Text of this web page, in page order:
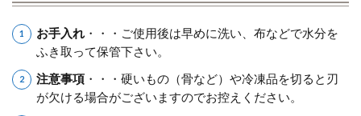
お手入れ・・・ご使用後は早めに洗い、布などで水分を
ふき取って保管下さい。
注意事項・・・硬いもの（骨など）や冷凍品を切ると刃
が欠ける場合がございますのでお控えください。